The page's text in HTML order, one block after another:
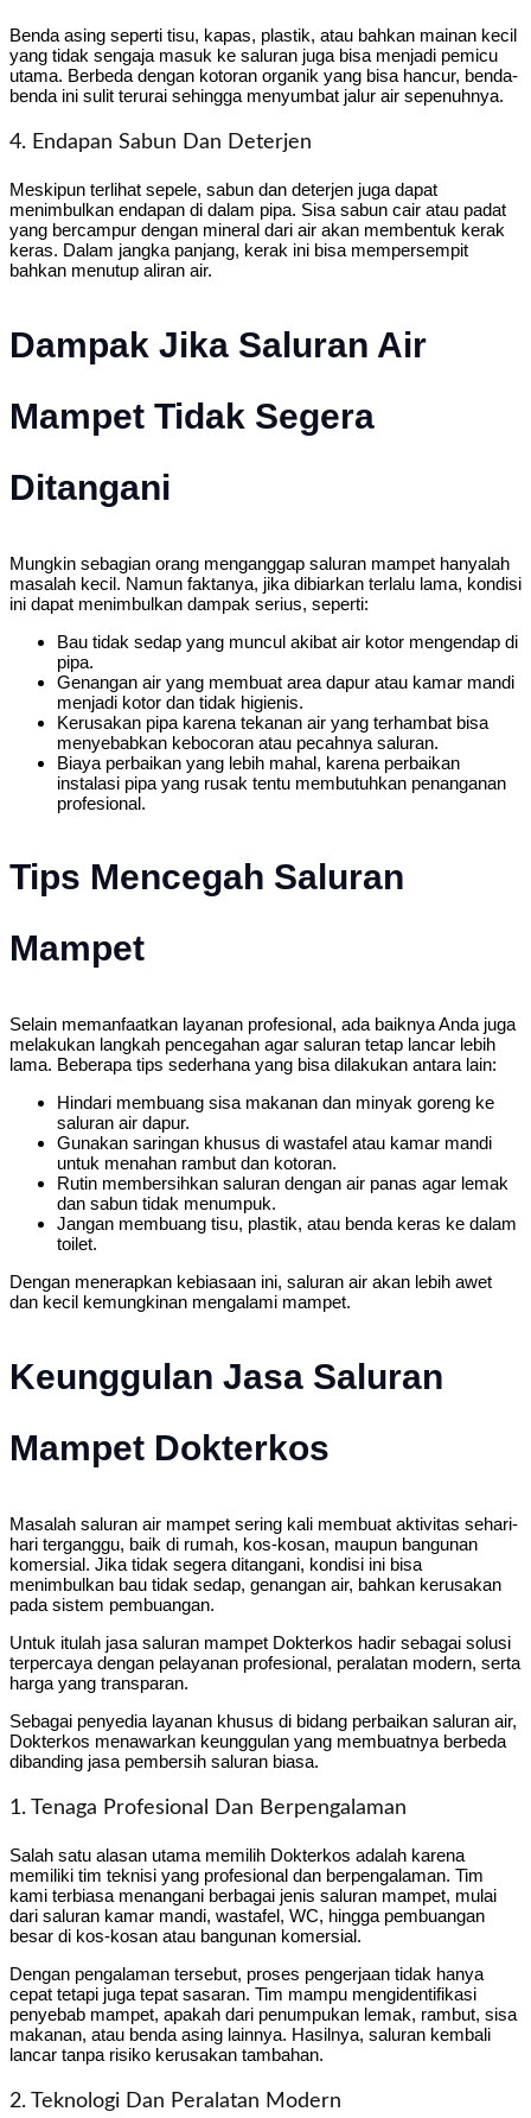
Benda asing seperti tisu, kapas, plastik, atau bahkan mainan kecil
yang tidak sengaja masuk ke saluran juga bisa menjadi pemicu
utama. Berbeda dengan kotoran organik yang bisa hancur, benda-
benda ini sulit terurai sehingga menyumbat jalur air sepenuhnya.
4. Endapan Sabun Dan Deterjen
Meskipun terlihat sepele, sabun dan deterjen juga dapat
menimbulkan endapan di dalam pipa. Sisa sabun cair atau padat
yang bercampur dengan mineral dari air akan membentuk kerak
keras. Dalam jangka panjang, kerak ini bisa mempersempit
bahkan menutup aliran air.
Dampak Jika Saluran Air
Mampet Tidak Segera
Ditangani
Mungkin sebagian orang menganggap saluran mampet hanyalah
masalah kecil. Namun faktanya, jika dibiarkan terlalu lama, kondisi
ini dapat menimbulkan dampak serius, seperti:
Bau tidak sedap yang muncul akibat air kotor mengendap di
pipa.
Genangan air yang membuat area dapur atau kamar mandi
menjadi kotor dan tidak higienis.
Kerusakan pipa karena tekanan air yang terhambat bisa
menyebabkan kebocoran atau pecahnya saluran.
Biaya perbaikan yang lebih mahal, karena perbaikan
instalasi pipa yang rusak tentu membutuhkan penanganan
profesional.
Tips Mencegah Saluran
Mampet
Selain memanfaatkan layanan profesional, ada baiknya Anda juga
melakukan langkah pencegahan agar saluran tetap lancar lebih
lama. Beberapa tips sederhana yang bisa dilakukan antara lain:
Hindari membuang sisa makanan dan minyak goreng ke
saluran air dapur.
Gunakan saringan khusus di wastafel atau kamar mandi
untuk menahan rambut dan kotoran.
Rutin membersihkan saluran dengan air panas agar lemak
dan sabun tidak menumpuk.
Jangan membuang tisu, plastik, atau benda keras ke dalam
toilet.
Dengan menerapkan kebiasaan ini, saluran air akan lebih awet
dan kecil kemungkinan mengalami mampet.
Keunggulan Jasa Saluran
Mampet Dokterkos
Masalah saluran air mampet sering kali membuat aktivitas sehari-
hari terganggu, baik di rumah, kos-kosan, maupun bangunan
komersial. Jika tidak segera ditangani, kondisi ini bisa
menimbulkan bau tidak sedap, genangan air, bahkan kerusakan
pada sistem pembuangan.
Untuk itulah jasa saluran mampet Dokterkos hadir sebagai solusi
terpercaya dengan pelayanan profesional, peralatan modern, serta
harga yang transparan.
Sebagai penyedia layanan khusus di bidang perbaikan saluran air,
Dokterkos menawarkan keunggulan yang membuatnya berbeda
dibanding jasa pembersih saluran biasa.
1. Tenaga Profesional Dan Berpengalaman
Salah satu alasan utama memilih Dokterkos adalah karena
memiliki tim teknisi yang profesional dan berpengalaman. Tim
kami terbiasa menangani berbagai jenis saluran mampet, mulai
dari saluran kamar mandi, wastafel, WC, hingga pembuangan
besar di kos-kosan atau bangunan komersial.
Dengan pengalaman tersebut, proses pengerjaan tidak hanya
cepat tetapi juga tepat sasaran. Tim mampu mengidentifikasi
penyebab mampet, apakah dari penumpukan lemak, rambut, sisa
makanan, atau benda asing lainnya. Hasilnya, saluran kembali
lancar tanpa risiko kerusakan tambahan.
2. Teknologi Dan Peralatan Modern